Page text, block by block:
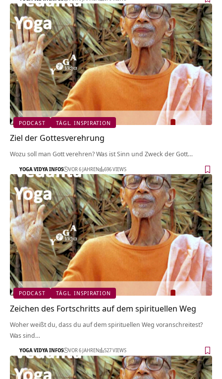
PODCAST TÄGL. INSPIRATION
Ziel der Gottesverehrung
Wozu soll man Gott verehren? Was ist Sinn und Zweck der Gott…
YOGA VIDYA INFOS VOR 6 JAHREN 696 VIEWS
PODCAST TÄGL. INSPIRATION
Zeichen des Fortschritts auf dem spirituellen Weg
Woher weißt du, dass du auf dem spirituellen Weg voranschreitest?
Was sind…
YOGA VIDYA INFOS VOR 6 JAHREN 527 VIEWS